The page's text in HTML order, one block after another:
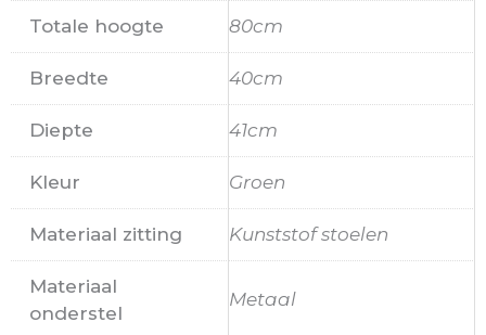
Totale hoogte 80cm
Breedte 40cm
Diepte 41cm
Kleur Groen
Materiaal zitting Kunststof stoelen
Materiaal
onderstel
Metaal